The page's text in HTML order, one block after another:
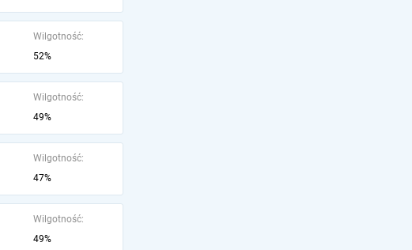
Wilgotność:
52%
Wilgotność:
49%
Wilgotność:
47%
Wilgotność:
49%